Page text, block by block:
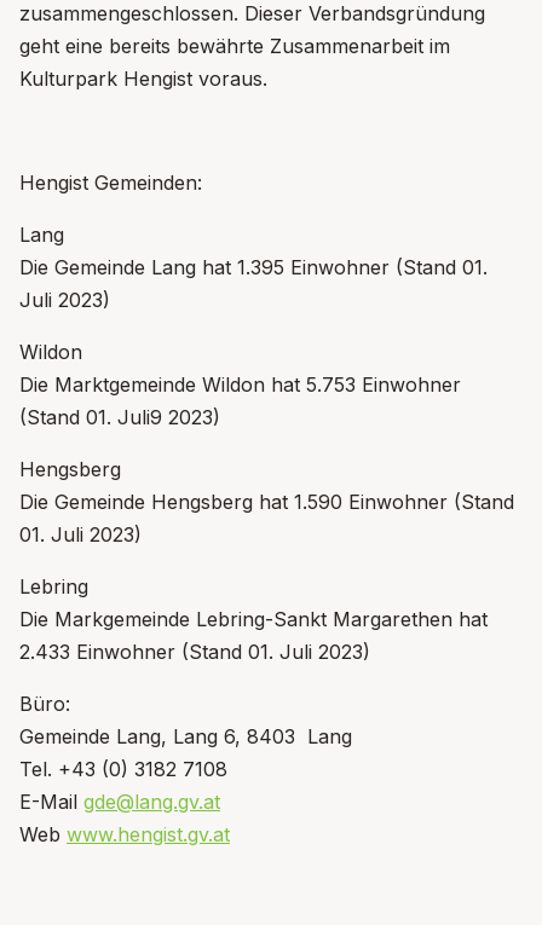
zusammengeschlossen. Dieser Verbandsgründung
geht eine bereits bewährte Zusammenarbeit im
Kulturpark Hengist voraus.
Hengist Gemeinden:
Lang
Die Gemeinde Lang hat 1.395 Einwohner (Stand 01.
Juli 2023)
Wildon
Die Marktgemeinde Wildon hat 5.753 Einwohner
(Stand 01. Juli9 2023)
Hengsberg
Die Gemeinde Hengsberg hat 1.590 Einwohner (Stand
01. Juli 2023)
Lebring
Die Markgemeinde Lebring-Sankt Margarethen hat
2.433 Einwohner (Stand 01. Juli 2023)
Büro:
Gemeinde Lang, Lang 6, 8403 Lang
Tel. +43 (0) 3182 7108
E-Mail gde@lang.gv.at
Web www.hengist.gv.at